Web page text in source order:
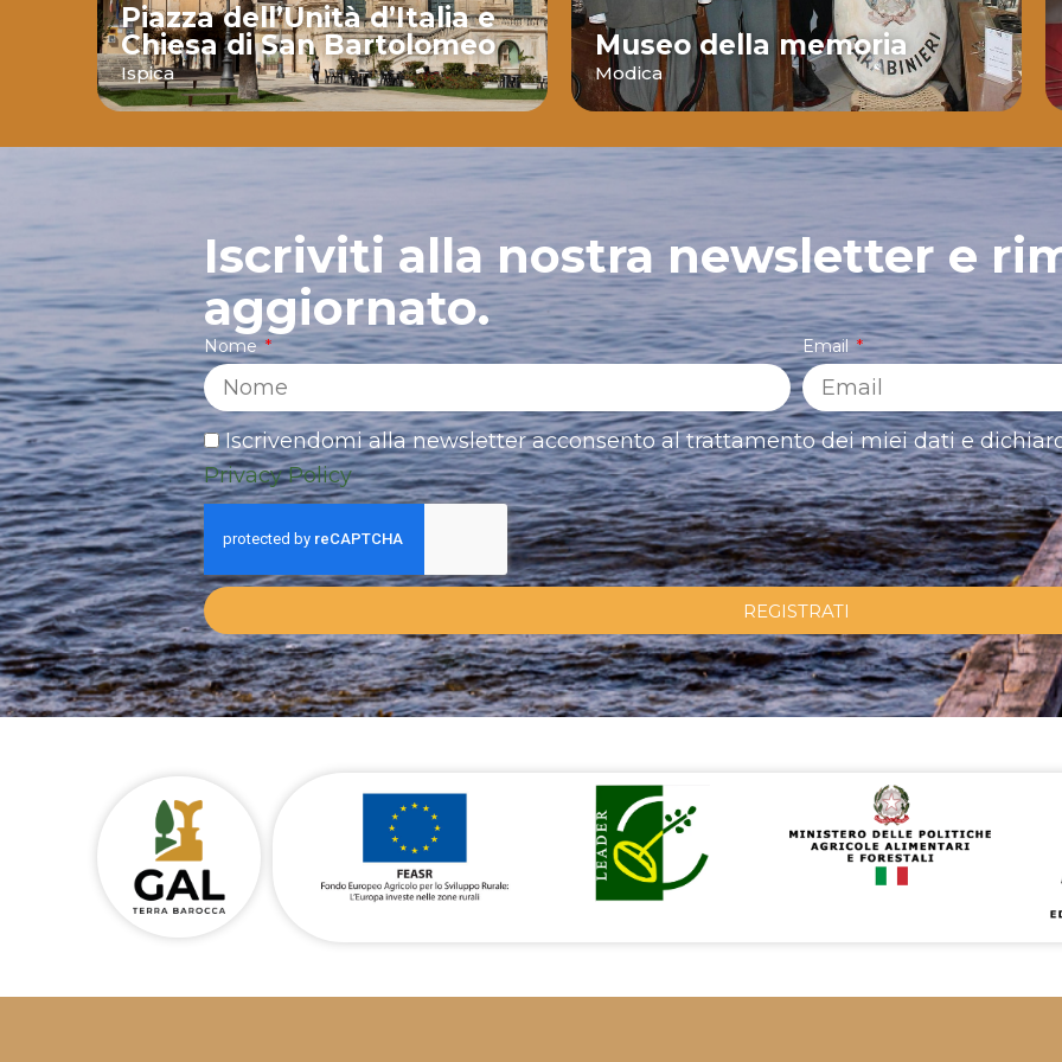
Piazza dell’Unità d’Italia e
Chiesa di San Bartolomeo
Ispica
Museo della memoria
Modica
Iscriviti alla nostra newsletter e
aggiornato.
Nome Email
Iscrivendomi alla newsletter acconsento al trattamento dei miei dati e
Privacy Policy
REGISTRATI